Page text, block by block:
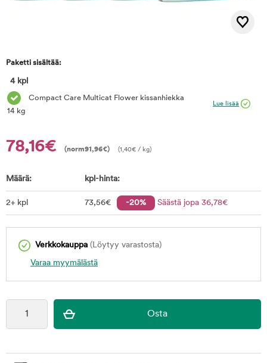
Paketti sisältää:
4 kpl
Compact Care Multicat Flower kissanhiekka
14 kg
Lue lisää
78,16€ (norm91,96€) (1,40€ / kg)
Määrä: kpl-hinta:
2+ kpl 73,56€ -20% Säästä jopa 36,78€
Verkkokauppa (Löytyy varastosta)
Varaa myymälästä